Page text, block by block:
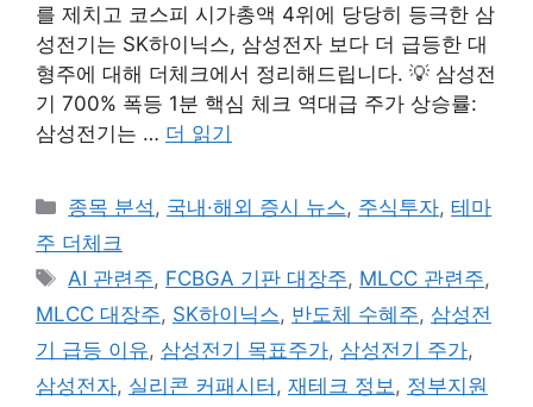
를 제치고 코스피 시가총액 4위에 당당히 등극한 삼
성전기는 SK하이닉스, 삼성전자 보다 더 급등한 대
형주에 대해 더체크에서 정리해드립니다. 💡 삼성전
기 700% 폭등 1분 핵심 체크 역대급 주가 상승률:
삼성전기는 … 더 읽기
카
테
고
리
종목 분석 , 국내·해외 증시 뉴스, 주식투자,테마
주 더체크
태
그
AI 관련주, FCBGA 기판 대장주, MLCC 관련주,
MLCC 대장주, SK하이닉스, 반도체 수혜주, 삼성전
기 급등 이유, 삼성전기 목표주가, 삼성전기 주가,
삼성전자, 실리콘 커패시터 , 재테크 정보 , 정부지원